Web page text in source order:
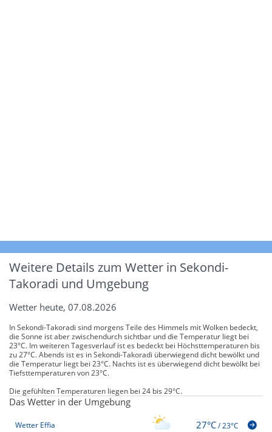
Weitere Details zum Wetter in Sekondi-
Takoradi und Umgebung
Wetter heute, 07.08.2026
In Sekondi-Takoradi sind morgens Teile des Himmels mit Wolken bedeckt,
die Sonne ist aber zwischendurch sichtbar und die Temperatur liegt bei
23°C. Im weiteren Tagesverlauf ist es bedeckt bei Höchsttemperaturen bis
zu 27°C. Abends ist es in Sekondi-Takoradi überwiegend dicht bewölkt und
die Temperatur liegt bei 23°C. Nachts ist es überwiegend dicht bewölkt bei
Tiefsttemperaturen von 23°C.
Die gefühlten Temperaturen liegen bei 24 bis 29°C.
Das Wetter in der Umgebung
Wetter Effia 27°C/23°C